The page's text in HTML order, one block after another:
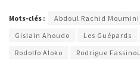
Mots-clés : Abdoul Rachid Moumini
Gislain Ahoudo
Les Guépards
Rodolfo Aloko
Rodrigue Fassinou